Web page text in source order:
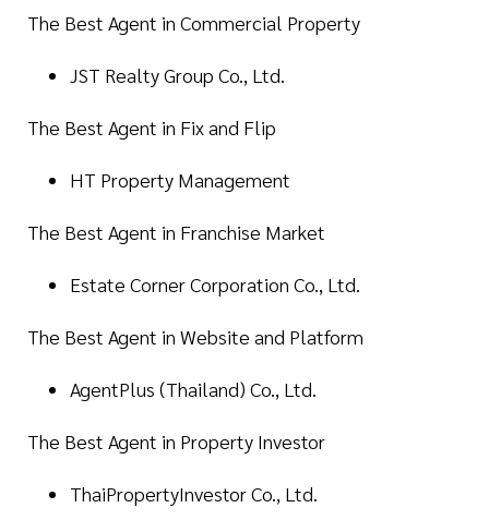
The Best Agent in Commercial Property
JST Realty Group Co., Ltd.
The Best Agent in Fix and Flip
HT Property Management
The Best Agent in Franchise Market
Estate Corner Corporation Co., Ltd.
The Best Agent in Website and Platform
AgentPlus (Thailand) Co., Ltd.
The Best Agent in Property Investor
ThaiPropertyInvestor Co., Ltd.